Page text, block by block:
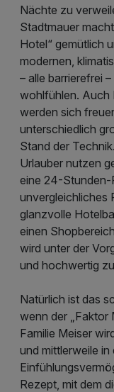
Nächte zu
Stadtmauer
Hotel“ gemütlich
modernen,
– alle barrierefrei
wohlfühlen. Auch
werden sich
unterschiedlich
Stand der
Urlauber nutzen
eine 24-Stunden-
unvergleichliches
glanzvolle
einen
wird unter der
und hochwertig
Natürlich ist das
wenn der „Faktor
Familie Meiser
und mittlerweile in
Rezept, mit dem